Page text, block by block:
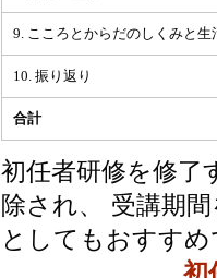
9. こころとからだのしくみと生
10. 振り返り
合計
初任者研修を修了
除され、 受講期
としてもおすす